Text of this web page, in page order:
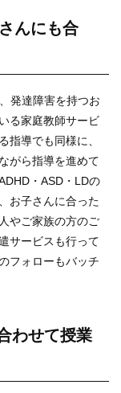
んにも合
発達障害を持つお
る家庭教師サービ
指導でも同様に、
がら指導を進めて
・ASD・LDの
お子さんに合った
やご家族の方のご
サービスも行って
フォローもバッチ
わせて授業